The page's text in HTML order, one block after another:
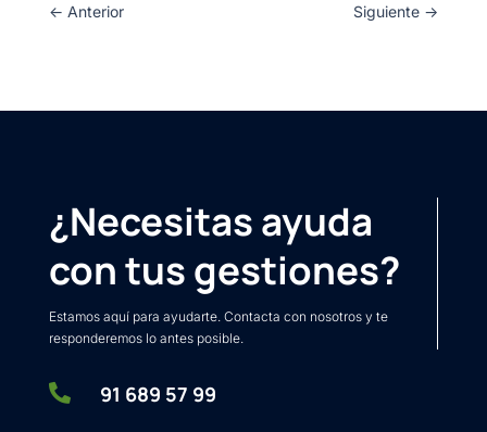
← Anterior Siguiente →
¿Necesitas ayuda
con tus gestiones?
Estamos aquí para ayudarte. Contacta con nosotros y te
responderemos lo antes posible.
 91 689 57 99